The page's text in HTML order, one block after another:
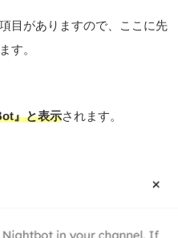
目がありますので、ここに先
す。
』と表示されます。